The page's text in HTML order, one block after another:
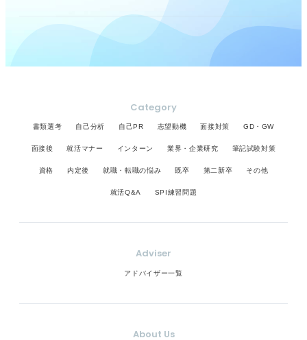
Category
書類選考 自己分析 自己PR 志望動機 面接対策 GD・GW
面接後 就活マナー インターン 業界・企業研究 筆記試験対策
資格 内定後 就職・転職の悩み 既卒 第二新卒 その他
就活Q&A SPI練習問題
Adviser
アドバイザー一覧
About Us